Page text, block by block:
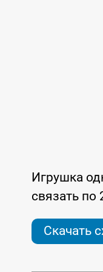
Игрушка
связать по
Скачать